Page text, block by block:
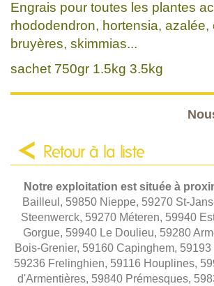
Engrais pour toutes les plantes
rhododendron, hortensia, azalée,
bruyères, skimmias...
sachet 750gr 1.5kg 3.5kg
Retour à la liste
Notre exploitation est située à
Bailleul, 59850 Nieppe, 59270 St-
Steenwerck, 59270 Méteren, 59940
Gorgue, 59940 Le Doulieu, 59280
Bois-Grenier, 59160 Capinghem,
59236 Frelinghien, 59116 Houplines,
d'Armentières, 59840 Prémesques,